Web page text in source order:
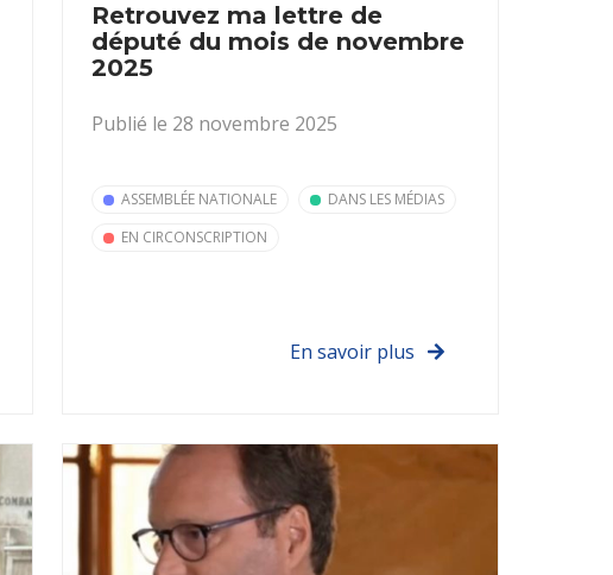
Retrouvez ma lettre de
député du mois de novembre
2025
Publié le 28 novembre 2025
ASSEMBLÉE NATIONALE
DANS LES MÉDIAS
EN CIRCONSCRIPTION
En savoir plus